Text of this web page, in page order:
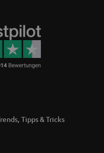
Tipps & Tricks